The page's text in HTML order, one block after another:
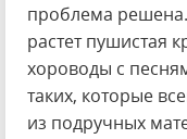
проблема
растет пушистая
хороводы с
таких, которые
из подручных